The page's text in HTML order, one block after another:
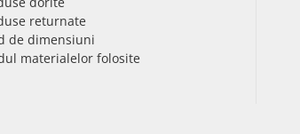
returnate
de dimensiuni
materialelor folosite